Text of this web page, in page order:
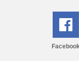
Facebook